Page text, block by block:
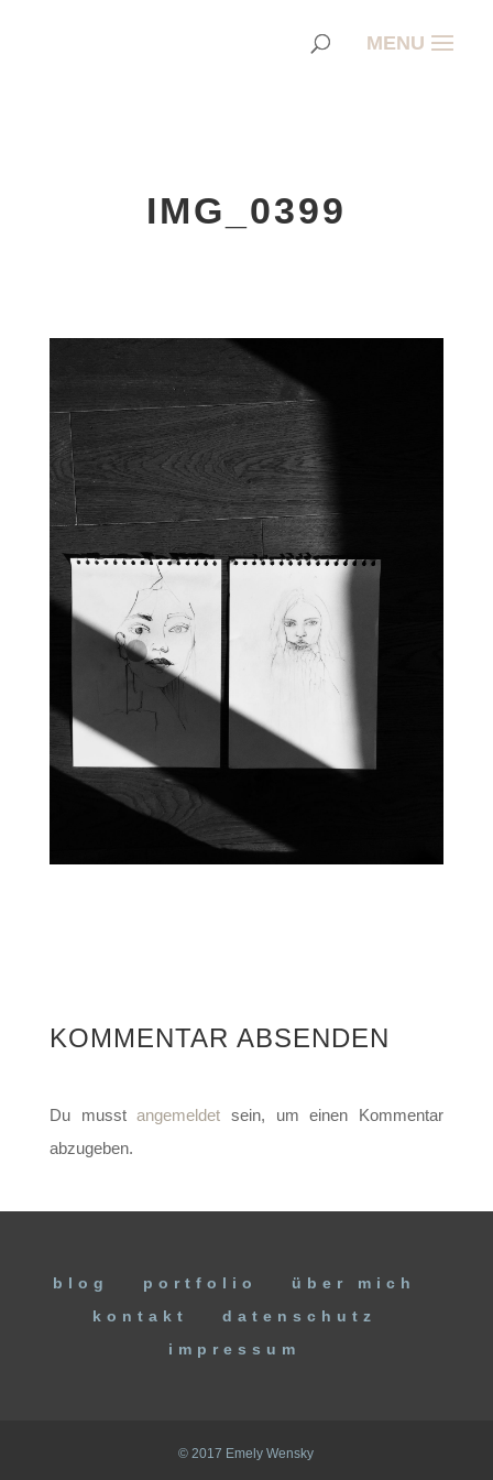
IMG_0399
KOMMENTAR ABSENDEN
Du musstangemeldet sein, um einen Kommentar
abzugeben.
blog portfolio
über mich
kontakt
datenschutz
impressum
© 2017 Emely Wensky